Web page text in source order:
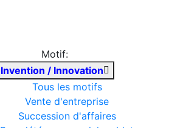
Motif:
Invention / Innovation
Tous les motifs
Vente d'entreprise
Succession d'affaires